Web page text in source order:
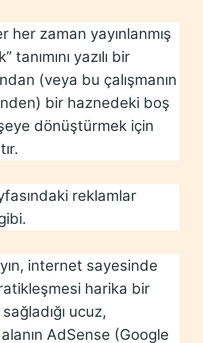
her zaman yayınlanmış
yazılı bir
(veya bu çalışmanın
bir haznedeki boş
dönüştürmek için
reklamlar
internet sayesinde
harika bir
ucuz,
alanın AdSense (Google